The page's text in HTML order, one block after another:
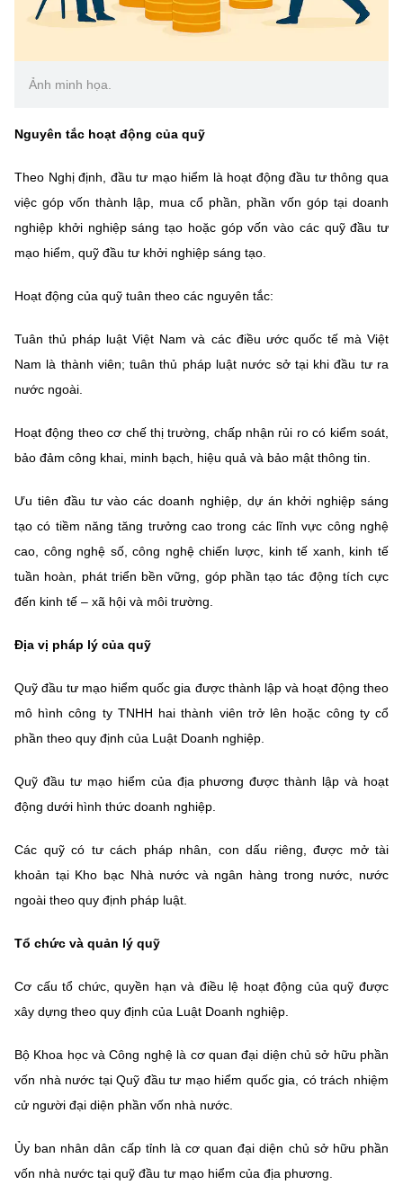
Chọn ngôn ngữ
BỘ KHOA HỌC VÀ CÔNG NGHỆ
Điều khoản sử dụng
Giám đốc Trung tâm Truyền thông Khoa học và Công nghệ.
Điện thoại: 024 3936 9506
Email:stc@mst.gov.vn
©2026 Bản quyền thuộc Bộ Khoa Học và Công Nghệ
website này)
Ảnh minh họa.
Nguyên tắc hoạt động của quỹ
Theo Nghị định, đầu tư mạo hiểm là hoạt động đầu tư thông qua
việc góp vốn thành lập, mua cổ phần, phần vốn góp tại doanh
nghiệp khởi nghiệp sáng tạo hoặc góp vốn vào các quỹ đầu tư
mạo hiểm, quỹ đầu tư khởi nghiệp sáng tạo.
Hoạt động của quỹ tuân theo các nguyên tắc:
Tuân thủ pháp luật Việt Nam và các điều ước quốc tế mà Việt
Nam là thành viên; tuân thủ pháp luật nước sở tại khi đầu tư ra
nước ngoài.
Hoạt động theo cơ chế thị trường, chấp nhận rủi ro có kiểm soát,
bảo đảm công khai, minh bạch, hiệu quả và bảo mật thông tin.
Ưu tiên đầu tư vào các doanh nghiệp, dự án khởi nghiệp sáng
tạo có tiềm năng tăng trưởng cao trong các lĩnh vực công nghệ
cao, công nghệ số, công nghệ chiến lược, kinh tế xanh, kinh tế
tuần hoàn, phát triển bền vững, góp phần tạo tác động tích cực
đến kinh tế – xã hội và môi trường.
Địa vị pháp lý của quỹ
Quỹ đầu tư mạo hiểm quốc gia được thành lập và hoạt động theo
mô hình công ty TNHH hai thành viên trở lên hoặc công ty cổ
phần theo quy định của Luật Doanh nghiệp.
Quỹ đầu tư mạo hiểm của địa phương được thành lập và hoạt
động dưới hình thức doanh nghiệp.
Các quỹ có tư cách pháp nhân, con dấu riêng, được mở tài
khoản tại Kho bạc Nhà nước và ngân hàng trong nước, nước
ngoài theo quy định pháp luật.
Tổ chức và quản lý quỹ
Cơ cấu tổ chức, quyền hạn và điều lệ hoạt động của quỹ được
xây dựng theo quy định của Luật Doanh nghiệp.
Bộ Khoa học và Công nghệ là cơ quan đại diện chủ sở hữu phần
vốn nhà nước tại Quỹ đầu tư mạo hiểm quốc gia, có trách nhiệm
cử người đại diện phần vốn nhà nước.
Ủy ban nhân dân cấp tỉnh là cơ quan đại diện chủ sở hữu phần
vốn nhà nước tại quỹ đầu tư mạo hiểm của địa phương.